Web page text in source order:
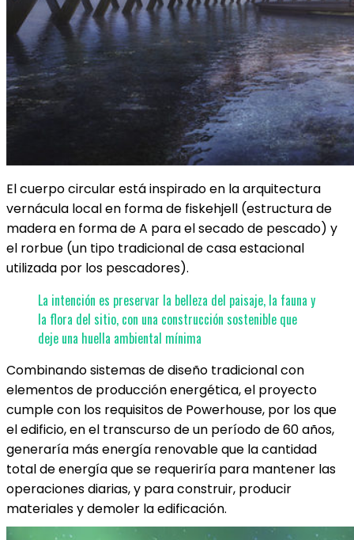
El cuerpo circular está inspirado en la arquitectura
vernácula local en forma de fiskehjell (estructura de
madera en forma de A para el secado de pescado) y
el rorbue (un tipo tradicional de casa estacional
utilizada por los pescadores).
La intención es preservar la belleza del paisaje, la fauna y
la flora del sitio, con una construcción sostenible que
deje una huella ambiental mínima
Combinando sistemas de diseño tradicional con
elementos de producción energética, el proyecto
cumple con los requisitos de Powerhouse, por los que
el edificio, en el transcurso de un período de 60 años,
generaría más energía renovable que la cantidad
total de energía que se requeriría para mantener las
operaciones diarias, y para construir, producir
materiales y demoler la edificación.